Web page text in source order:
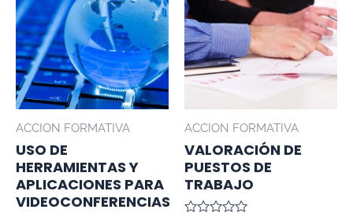
ACCION FORMATIVA
USO DE
HERRAMIENTAS Y
APLICACIONES PARA
VIDEOCONFERENCIAS
ACCION FORMATIVA
VALORACIÓN DE
PUESTOS DE
TRABAJO